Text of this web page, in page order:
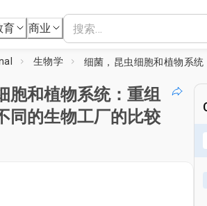
育 商业
生物学
胞和植物系统：重组
同的生物工厂的比较